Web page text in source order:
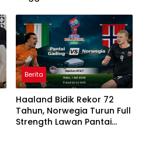
Berita
Haaland Bidik Rekor 72
Tahun, Norwegia Turun Full
Strength Lawan Pantai